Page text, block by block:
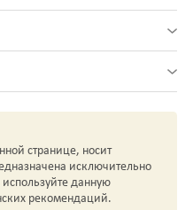
странице, носит
исключительно
данную
рекомендаций.